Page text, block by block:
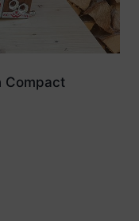
Compact